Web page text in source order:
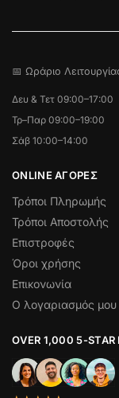
📅 Ωράριο
Δευ & Τετ 09:00–17:00
Τρ–Παρ 09:00–19:00
Σάβ 10:00–14:00
ONLINE ΑΓΟΡΕΣ
Τρόποι Πληρωμής
Τρόποι Αποστολής
Επιστροφές
Όροι χρήσης
Επικονωνία
Ο λογαριασμός μου
OVER 1,000 5-STAR